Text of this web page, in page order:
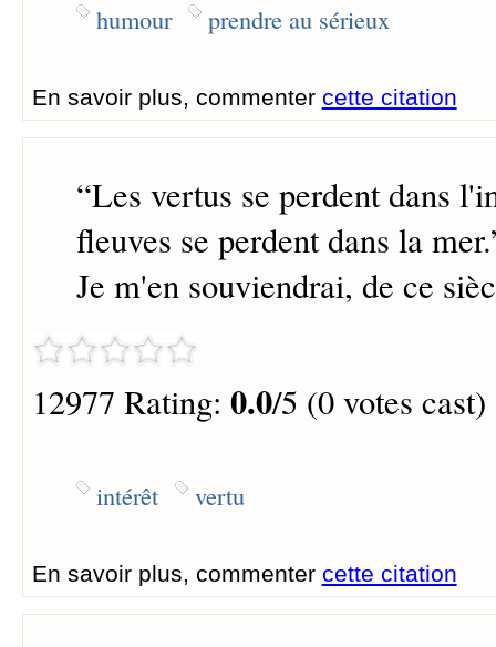
humour prendre au sérieux
En savoir plus, commenter cette citation
“Les vertus se perdent dans
fleuves se perdent dans la mer.
Je m'en souviendrai, de ce
12977 Rating: 0.0/5 (0 votes cast)
intérêt vertu
En savoir plus, commenter cette citation